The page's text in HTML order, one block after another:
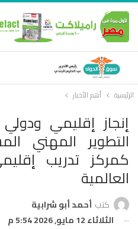
الرئيسية أهم الأخبار
إنجاز إقليمي
التطوير المهني
كمركز تدريب
العالمية
كتب أحمد أبو شرابية
الثلاثاء 12 مايو, 2026 5:54 م